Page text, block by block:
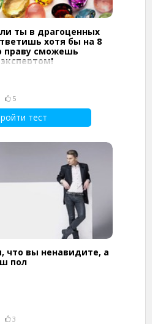
ты в драгоценных
хотя бы на 8
праву сможешь
5
тест
что вы ненавидите, а
пол
3